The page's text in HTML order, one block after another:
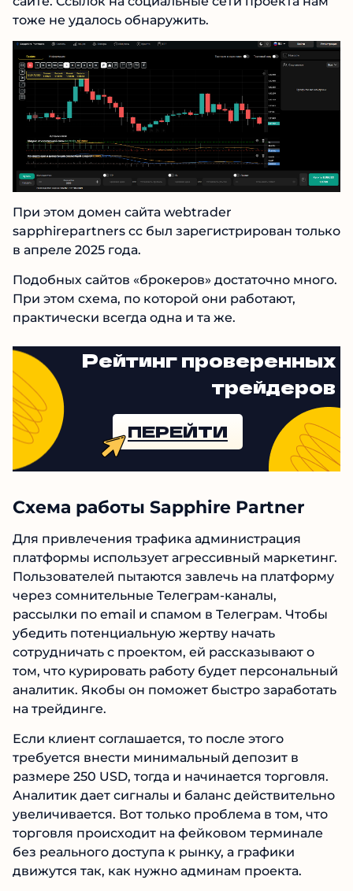
социальные сети проекта нам тоже не удалось
обнаружить.
При этом домен сайта webtrader
sapphirepartners cc был зарегистрирован
Подобных сайтов «брокеров» достаточно
много. При этом схема, по которой они
Рейтинг проверенных
трейдеров
ПЕРЕЙТИ
Схема работы Sapphire Partner
Для привлечения трафика администрация
платформы использует агрессивный
маркетинг. Пользователей пытаются завлечь
на платформу через сомнительные Телеграм-
каналы, рассылки по email и спамом в
Телеграм. Чтобы убедить потенциальную
жертву начать сотрудничать с проектом, ей
рассказывают о том, что курировать работу
будет персональный аналитик. Якобы он
Если клиент соглашается, то после этого
требуется внести минимальный депозит в
размере 250 USD, тогда и начинается
торговля. Аналитик дает сигналы и баланс
действительно увеличивается. Вот только
проблема в том, что торговля происходит на
фейковом терминале без реального доступа к